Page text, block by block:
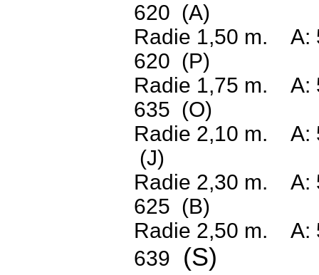
620 (A)
Radie 1,50 m.
A:
620 (P)
Radie 1,75 m.
A:
635 (O)
Radie 2,10 m.
A:
(J)
Radie 2,30 m.
A:
625 (B)
Radie 2,50 m.
A:
639
(S)